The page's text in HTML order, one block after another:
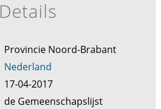
Details
Provincie Noord-Brabant
Nederland
17-04-2017
de Gemeenschapslijst